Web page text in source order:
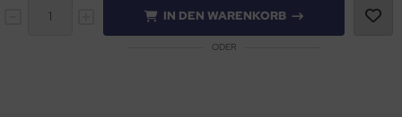
IN DEN WARENKORB
ODER